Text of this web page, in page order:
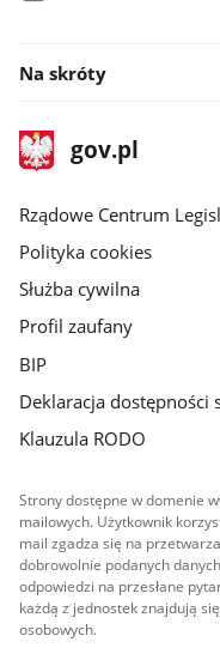
Na skróty
stopka
gov.plStrona
gov.pl
Rządowe Centrum
Polityka cookies
Służba cywilna
Profil zaufany
BIP
Deklaracja dostępności
Klauzula RODO
Strony dostępne w domenie
mailowych. Użytkownik
mail zgadza się na
dobrowolnie podanych
odpowiedzi na przesłane
każdą z jednostek znajdują
osobowych.